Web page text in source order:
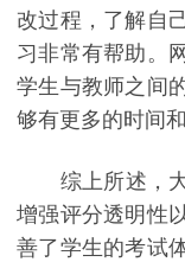
改过程，了解自
习非常有帮助。
学生与教师之间
够有更多的时间
综上所述，大
增强评分透明性
善了学生的考试